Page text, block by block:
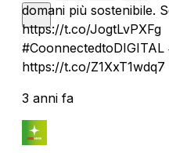
domani più sostenibile.
https://t.co/JogtLvPXFg
https://t.co/Z1XxT1wdq7
3 anni fa